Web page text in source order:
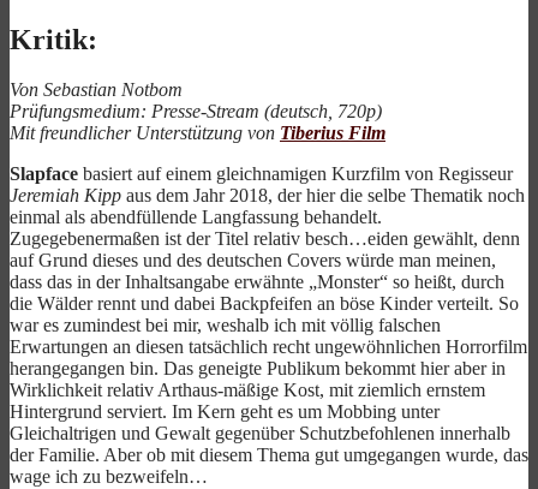
Kritik:
Von Sebastian Notbom
Prüfungsmedium: Presse-Stream (deutsch, 720p)
Mit freundlicher Unterstützung von Tiberius Film
Slapface basiert auf einem gleichnamigen Kurzfilm von Regisseur
Jeremiah Kipp aus dem Jahr 2018, der hier die selbe Thematik noch
einmal als abendfüllende Langfassung behandelt.
Zugegebenermaßen ist der Titel relativ besch…eiden gewählt, denn
auf Grund dieses und des deutschen Covers würde man meinen,
dass das in der Inhaltsangabe erwähnte „Monster“ so heißt, durch
die Wälder rennt und dabei Backpfeifen an böse Kinder verteilt. So
war es zumindest bei mir, weshalb ich mit völlig falschen
Erwartungen an diesen tatsächlich recht ungewöhnlichen Horrorfilm
herangegangen bin. Das geneigte Publikum bekommt hier aber in
Wirklichkeit relativ Arthaus-mäßige Kost, mit ziemlich ernstem
Hintergrund serviert. Im Kern geht es um Mobbing unter
Gleichaltrigen und Gewalt gegenüber Schutzbefohlenen innerhalb
der Familie. Aber ob mit diesem Thema gut umgegangen wurde, das
wage ich zu bezweifeln…